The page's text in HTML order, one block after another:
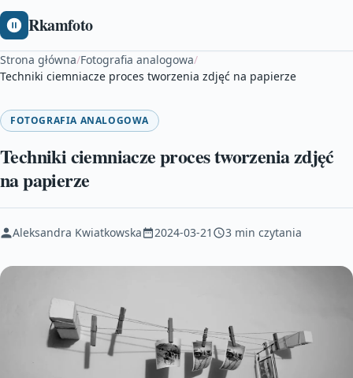
Rkamfoto
Strona główna/Fotografia analogowa/
Techniki ciemniacze proces tworzenia zdjęć na papierze
FOTOGRAFIA ANALOGOWA
Techniki ciemniacze proces tworzenia zdjęć
na papierze
Aleksandra Kwiatkowska 2024-03-21 3 min czytania